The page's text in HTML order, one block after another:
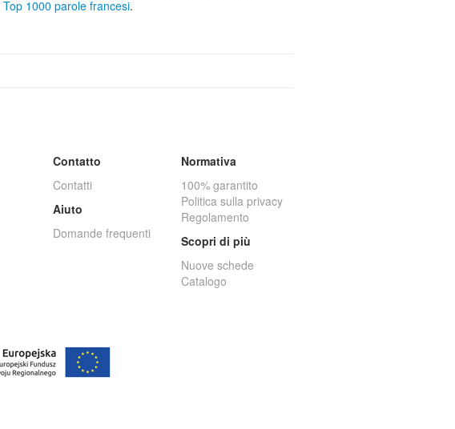
Top 1000 parole francesi.
Contatto
Contatti
Aiuto
Domande frequenti
Normativa
100% garantito
Politica sulla privacy
Regolamento
Scopri di più
Nuove schede
Catalogo